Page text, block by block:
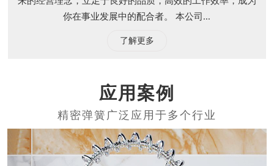
你在事业发展中的配合者。 本公司...
了解更多
应用案例